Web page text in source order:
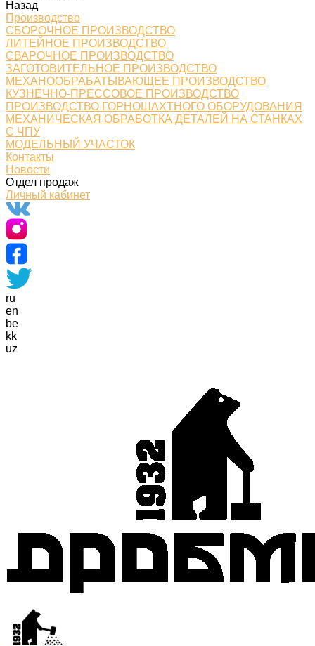
Назад
Производство
СБОРОЧНОЕ ПРОИЗВОДСТВО
ЛИТЕЙНОЕ ПРОИЗВОДСТВО
СВАРОЧНОЕ ПРОИЗВОДСТВО
ЗАГОТОВИТЕЛЬНОЕ ПРОИЗВОДСТВО
МЕХАНООБРАБАТЫВАЮЩЕЕ ПРОИЗВОДСТВО
КУЗНЕЧНО-ПРЕССОВОЕ ПРОИЗВОДСТВО
ПРОИЗВОДСТВО ГОРНОШАХТНОГО ОБОРУДОВАНИЯ
МЕХАНИЧЕСКАЯ ОБРАБОТКА ДЕТАЛЕЙ НА СТАНКАХ
С ЧПУ
МОДЕЛЬНЫЙ УЧАСТОК
Контакты
Новости
Отдел продаж
Личный кабинет
ru
en
be
kk
uz